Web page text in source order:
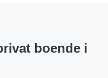
boende i